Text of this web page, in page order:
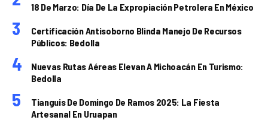
18 De Marzo: Día De La Expropiación Petrolera En México
Certificación Antisoborno Blinda Manejo De Recursos
Públicos: Bedolla
Nuevas Rutas Aéreas Elevan A Michoacán En Turismo:
Bedolla
Tianguis De Domingo De Ramos 2025: La Fiesta
Artesanal En Uruapan